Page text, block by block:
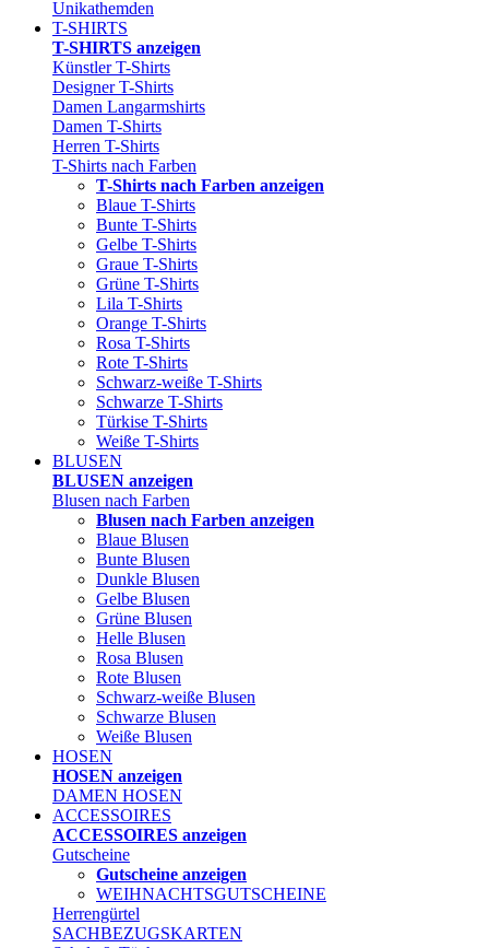
Unikathemden
T-SHIRTS
T-SHIRTS anzeigen
Künstler T-Shirts
Designer T-Shirts
Damen Langarmshirts
Damen T-Shirts
Herren T-Shirts
T-Shirts nach Farben
T-Shirts nach Farben anzeigen
Blaue T-Shirts
Bunte T-Shirts
Gelbe T-Shirts
Graue T-Shirts
Grüne T-Shirts
Lila T-Shirts
Orange T-Shirts
Rosa T-Shirts
Rote T-Shirts
Schwarz-weiße T-Shirts
Schwarze T-Shirts
Türkise T-Shirts
Weiße T-Shirts
BLUSEN
BLUSEN anzeigen
Blusen nach Farben
Blusen nach Farben anzeigen
Blaue Blusen
Bunte Blusen
Dunkle Blusen
Gelbe Blusen
Grüne Blusen
Helle Blusen
Rosa Blusen
Rote Blusen
Schwarz-weiße Blusen
Schwarze Blusen
Weiße Blusen
HOSEN
HOSEN anzeigen
DAMEN HOSEN
ACCESSOIRES
ACCESSOIRES anzeigen
Gutscheine
Gutscheine anzeigen
WEIHNACHTSGUTSCHEINE
Herrengürtel
SACHBEZUGSKARTEN